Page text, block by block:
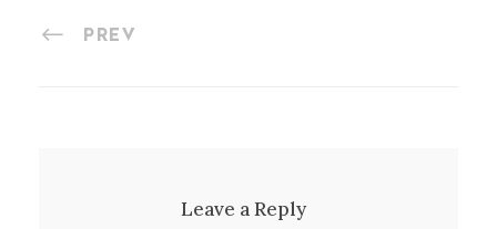
PREV
Leave a Reply